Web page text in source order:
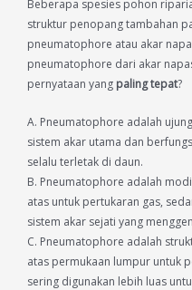
Beberapa spesies pohon
struktur penopang tambahan
pneumatophore atau akar
pneumatophore dari akar
pernyataan yang paling tepat?
A. Pneumatophore adalah
sistem akar utama dan
selalu terletak di daun.
B. Pneumatophore adalah
atas untuk pertukaran gas,
sistem akar sejati yang
C. Pneumatophore adalah
atas permukaan lumpur untuk
sering digunakan lebih luas